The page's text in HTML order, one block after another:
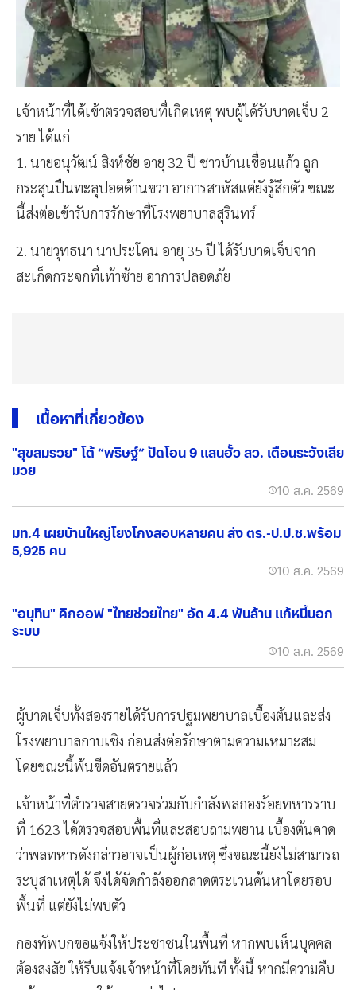
เจ้าหน้าที่ได้เข้าตรวจสอบที่เกิดเหตุ พบผู้ได้รับบาดเจ็บ 2
ราย ได้แก่
1. นายอนุวัฒน์ สิงห์ชัย อายุ 32 ปี ชาวบ้านเขื่อนแก้ว ถูก
กระสุนปืนทะลุปอดด้านขวา อาการสาหัสแต่ยังรู้สึกตัว ขณะ
นี้ส่งต่อเข้ารับการรักษาที่โรงพยาบาลสุรินทร์
2. นายวุทธนา นาประโคน อายุ 35 ปี ได้รับบาดเจ็บจาก
สะเก็ดกระจกที่เท้าซ้าย อาการปลอดภัย
เนื้อหาที่เกี่ยวข้อง
"สุขสมรวย" โต้ “พริษฐ์” ปัดโอน 9 แสนฮั้ว สว. เตือนระวังเสีย
มวย
10 ส.ค. 2569
มท.4 เผยบ้านใหญ่โยงโกงสอบหลายคน ส่ง ตร.-ป.ป.ช.พร้อม
5,925 คน
10 ส.ค. 2569
"อนุทิน" คิกออฟ "ไทยช่วยไทย" อัด 4.4 พันล้าน แก้หนี้นอก
ระบบ
10 ส.ค. 2569
ผู้บาดเจ็บทั้งสองรายได้รับการปฐมพยาบาลเบื้องต้นและส่ง
โรงพยาบาลกาบเชิง ก่อนส่งต่อรักษาตามความเหมาะสม
โดยขณะนี้พ้นขีดอันตรายแล้ว
เจ้าหน้าที่ตำรวจสายตรวจร่วมกับกำลังพลกองร้อยทหารราบ
ที่ 1623 ได้ตรวจสอบพื้นที่และสอบถามพยาน เบื้องต้นคาด
ว่าพลทหารดังกล่าวอาจเป็นผู้ก่อเหตุ ซึ่งขณะนี้ยังไม่สามารถ
ระบุสาเหตุได้ จึงได้จัดกำลังออกลาดตระเวนค้นหาโดยรอบ
พื้นที่ แต่ยังไม่พบตัว
กองทัพบกขอแจ้งให้ประชาชนในพื้นที่ หากพบเห็นบุคคล
ต้องสงสัย ให้รีบแจ้งเจ้าหน้าที่โดยทันที ทั้งนี้ หากมีความคืบ